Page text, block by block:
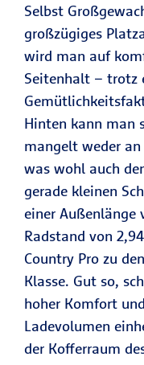
Selbst
großzügiges
wird man auf
Seitenhalt – trotz
Hinten kann man
mangelt weder
was wohl auch
gerade kleinen
einer Außenlänge
Radstand von
Country Pro zu
Klasse. Gut so,
hoher Komfort
Ladevolumen
der Kofferraum